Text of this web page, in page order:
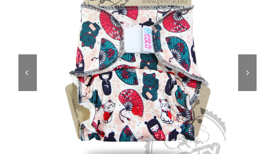
Marche